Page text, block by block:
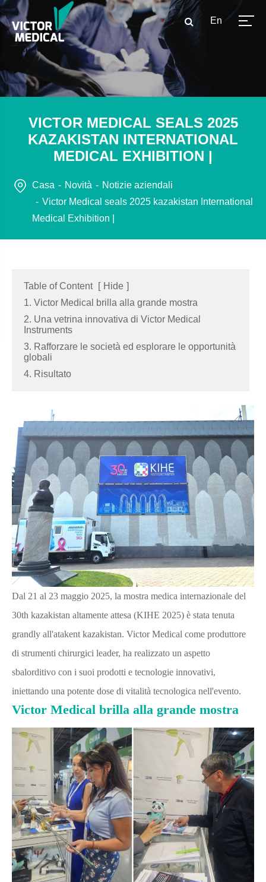
En
VICTOR MEDICAL SEALS 2025
KAZAKISTAN INTERNATIONAL
MEDICAL EXHIBITION |
Casa Novità
Notizie aziendali
Victor Medical seals 2025 kazakistan International
Medical Exhibition |
Table of Content [ Hide ]
1. Victor Medical brilla alla grande mostra
2. Una vetrina innovativa di Victor Medical
Instruments
3. Rafforzare le società ed esplorare le opportunità
globali
4. Risultato
Dal 21 al 23 maggio 2025, la mostra medica internazionale del
30th kazakistan altamente attesa (KIHE 2025) è stata tenuta
grandly all'atakent kazakistan. Victor Medical come produttore
di strumenti chirurgici leader, ha realizzato un aspetto
sbalorditivo con i suoi prodotti e tecnologie innovativi,
iniettando una potente dose di vitalità tecnologica nell'evento.
Victor Medical brilla alla grande mostra